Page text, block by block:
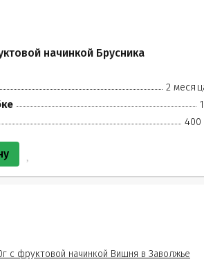
начинкой Брусника
2
400